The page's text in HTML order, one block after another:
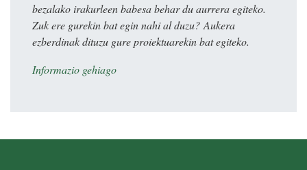
bezalako irakurleen babesa behar du aurrera egiteko.
Zuk ere gurekin bat egin nahi al duzu? Aukera
ezberdinak dituzu gure proiektuarekin bat egiteko.
Informazio gehiago